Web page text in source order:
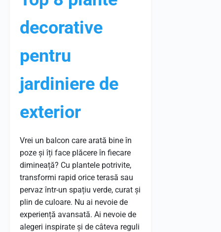
decorative
pentru
jardiniere de
exterior
Vrei un balcon care arată bine în
poze și îți face plăcere în fiecare
dimineață? Cu plantele potrivite,
transformi rapid orice terasă sau
pervaz într-un spațiu verde, curat și
plin de culoare. Nu ai nevoie de
experiență avansată. Ai nevoie de
alegeri inspirate și de câteva reguli